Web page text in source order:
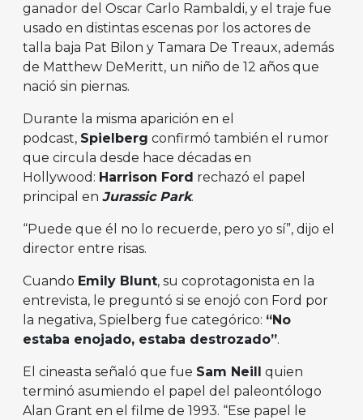
ganador del Oscar Carlo Rambaldi, y el traje fue
usado en distintas escenas por los actores de
talla baja Pat Bilon y Tamara De Treaux, además
de Matthew DeMeritt, un niño de 12 años que
nació sin piernas.
Durante la misma aparición en el
podcast, Spielberg confirmó también el rumor
que circula desde hace décadas en
Hollywood: Harrison Ford rechazó el papel
principal en Jurassic Park.
“Puede que él no lo recuerde, pero yo sí”, dijo el
director entre risas.
Cuando Emily Blunt, su coprotagonista en la
entrevista, le preguntó si se enojó con Ford por
la negativa, Spielberg fue categórico: “No
estaba enojado, estaba destrozado”.
El cineasta señaló que fue Sam Neill
quien
terminó asumiendo el papel del paleontólogo
Alan Grant en el filme de 1993. “Ese papel le